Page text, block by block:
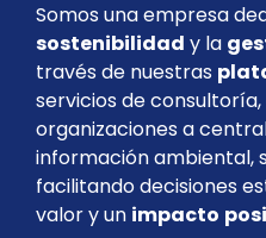
Somos una empresa
sostenibilidad y la
través de nuestras
servicios de
organizaciones a
información ambiental,
facilitando decisiones
valor y un impacto